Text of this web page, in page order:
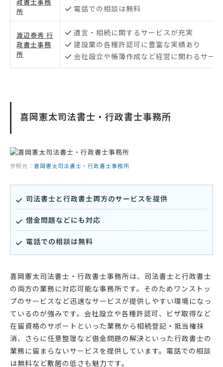
所
電話での相談は無料
渡辺泰秀 行
政書士事務
所
遺言・相続に関するサービスが充実
建設業の各種許認可に豊富な実績あり
会社設立や帳簿作成など経営に関わるサー
喜岡憲太司法書士・行政書士事務所
参照元： 喜岡憲太司法書士・行政書士事務所
司法書士と行政書士両方のサービスを提供
借金問題などにも対応
電話での相談は無料
喜岡憲太司法書士・行政書士事務所は、司法書士と行政書士
の両方の業務に対応可能な事務所です。そのためワンストッ
プのサービスなど迅速なサービスが提供しやすい環境になっ
ているのが強みです。会社設立や各種許認可、ビザ取得など
在留資格のサポートといった業務から相続登記・抵当権抹
消、さらに任意整理など借金問題の解決といった行政書士の
業務に留まらないサービスを提供しています。電話での相談
は無料など敷居の低さも魅力です。